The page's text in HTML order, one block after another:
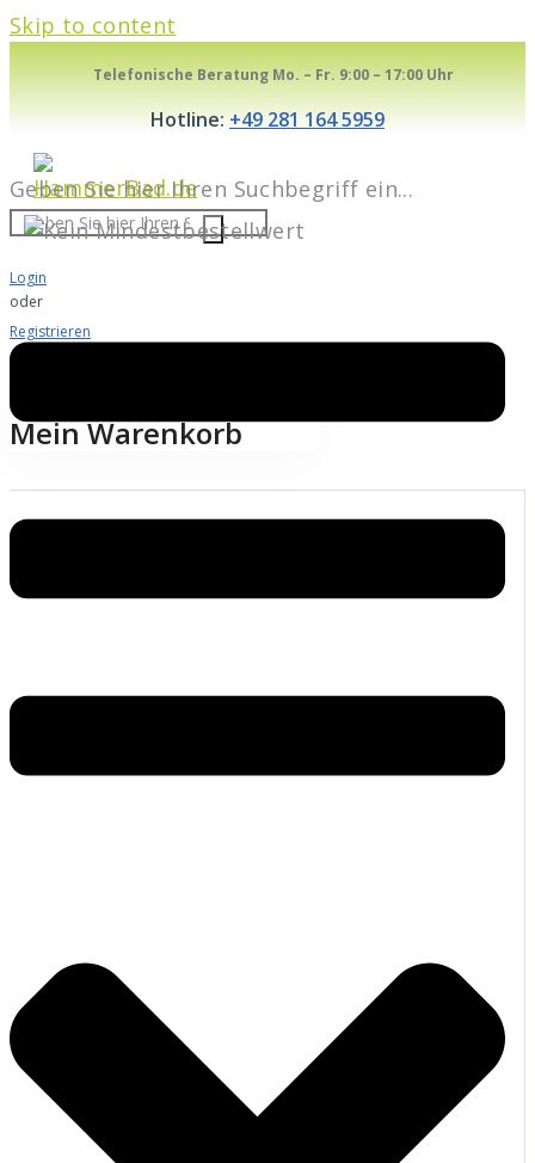
Skip to content
Telefonische Beratung Mo. – Fr. 9:00 – 17:00 Uhr
Hotline:+49 281 164 5959
Geben Sie hier Ihren Suchbegriff ein...
Login
oder
Registrieren
Warenkorb
Mein Warenkorb